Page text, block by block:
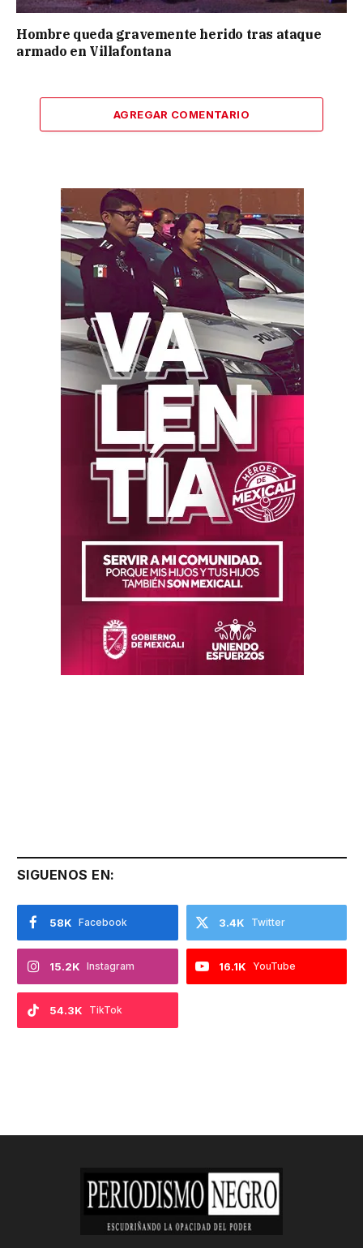
Hombre queda gravemente herido tras ataque
armado en Villafontana
AGREGAR COMENTARIO
SIGUENOS EN:
Facebook
58K Twitter
3.4K
Instagram
15.2K YouTube
16.1K
TikTok
54.3K